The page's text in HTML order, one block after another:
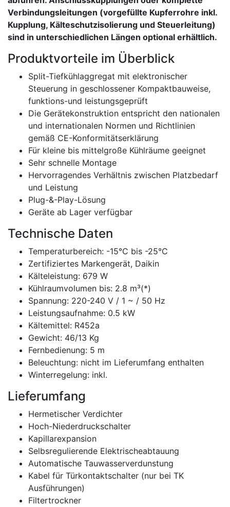
Verbindungsleitungen (vorgefüllte Kupferrohre inkl.
Kupplung, Kälteschutzisolierung und Steuerleitung)
sind in unterschiedlichen Längen optional erhältlich.
Produktvorteile im Überblick
Split-Tiefkühlaggregat mit elektronischer
Steuerung in geschlossener Kompaktbauweise,
funktions-und leistungsgeprüft
Die Gerätekonstruktion entspricht den nationalen
und internationalen Normen und Richtlinien
gemäß CE-Konformitätserklärung
Für kleine bis mittelgroße Kühlräume geeignet
Sehr schnelle Montage
Hervorragendes Verhältnis zwischen Platzbedarf
und Leistung
Plug-&-Play-Lösung
Geräte ab Lager verfügbar
Technische Daten
Temperaturbereich: -15°C bis -25°C
Zertifiziertes Markengerät, Daikin
Kälteleistung: 679 W
Kühlraumvolumen bis: 2.8 m³(*)
Spannung: 220-240 V / 1 ~ / 50 Hz
Leistungsaufnahme: 0.5 kW
Kältemittel: R452a
Gewicht: 46/13 Kg
Fernbedienung: 5 m
Beleuchtung: nicht im Lieferumfang enthalten
Winterregelung: inkl.
Lieferumfang
Hermetischer Verdichter
Hoch-Niederdruckschalter
Kapillarexpansion
Selbsregulierende Elektrischeabtauung
Automatische Tauwasserverdunstung
Kabel für Türkontaktschalter (nur bei TK
Ausführungen)
Filtertrockner